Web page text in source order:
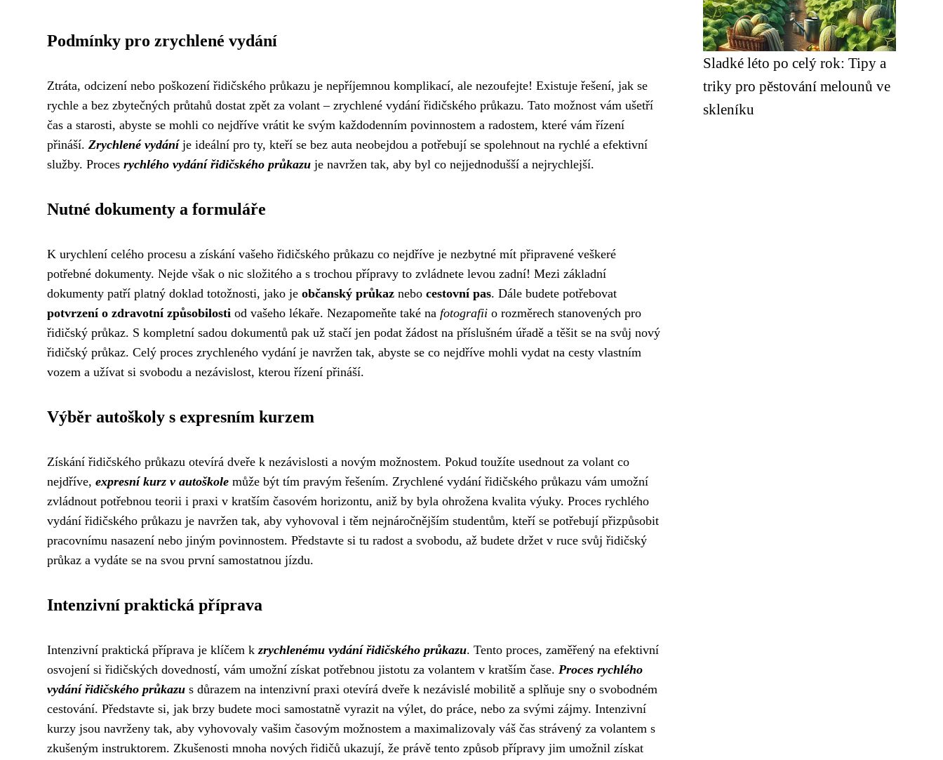
Podmínky pro zrychlené vydání
Ztráta, odcizení nebo poškození řidičského průkazu je nepříjemnou komplikací, ale nezoufejte! Existuje řešení, jak se
rychle a bez zbytečných průtahů dostat zpět za volant – zrychlené vydání řidičského průkazu. Tato možnost vám ušetří
čas a starosti, abyste se mohli co nejdříve vrátit ke svým každodenním povinnostem a radostem, které vám řízení
přináší. Zrychlené vydáníje ideální pro ty, kteří se bez auta neobejdou a potřebují se spolehnout na rychlé a efektivní
služby. Proces rychlého vydání řidičského průkazu je navržen tak, aby byl co nejjednodušší a nejrychlejší.
Nutné dokumenty a formuláře
K urychlení celého procesu a získání vašeho řidičského průkazu co nejdříve je nezbytné mít připravené veškeré
potřebné dokumenty. Nejde však o nic složitého a s trochou přípravy to zvládnete levou zadní! Mezi základní
dokumenty patří platný doklad totožnosti, jako je občanský průkaz nebo cestovní pas. Dále budete potřebovat
potvrzení o zdravotní způsobilosti od vašeho lékaře. Nezapomeňte také na fotografii o rozměrech stanovených pro
řidičský průkaz. S kompletní sadou dokumentů pak už stačí jen podat žádost na příslušném úřadě a těšit se na svůj nový
řidičský průkaz. Celý proces zrychleného vydání je navržen tak, abyste se co nejdříve mohli vydat na cesty vlastním
vozem a užívat si svobodu a nezávislost, kterou řízení přináší.
Výběr autoškoly s expresním kurzem
Získání řidičského průkazu otevírá dveře k nezávislosti a novým možnostem. Pokud toužíte usednout za volant co
nejdříve, expresní kurz v autoškole může být tím pravým řešením. Zrychlené vydání řidičského průkazu vám umožní
zvládnout potřebnou teorii i praxi v kratším časovém horizontu, aniž by byla ohrožena kvalita výuky. Proces rychlého
vydání řidičského průkazu je navržen tak, aby vyhovoval i těm nejnáročnějším studentům, kteří se potřebují přizpůsobit
pracovnímu nasazení nebo jiným povinnostem. Představte si tu radost a svobodu, až budete držet v ruce svůj řidičský
průkaz a vydáte se na svou první samostatnou jízdu.
Intenzivní praktická příprava
Intenzivní praktická příprava je klíčem kzrychlenému vydání řidičského průkazu. Tento proces, zaměřený na efektivní
osvojení si řidičských dovedností, vám umožní získat potřebnou jistotu za volantem v kratším čase. Proces rychlého
vydání řidičského průkazu s důrazem na intenzivní praxi otevírá dveře k nezávislé mobilitě a splňuje sny o svobodném
cestování. Představte si, jak brzy budete moci samostatně vyrazit na výlet, do práce, nebo za svými zájmy. Intenzivní
kurzy jsou navrženy tak, aby vyhovovaly vašim časovým možnostem a maximalizovaly váš čas strávený za volantem s
zkušeným instruktorem. Zkušenosti mnoha nových řidičů ukazují, že právě tento způsob přípravy jim umožnil získat
Sladké léto po celý rok: Tipy a
triky pro pěstování melounů ve
skleníku